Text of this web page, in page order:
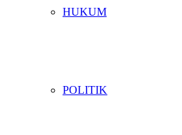
HUKUM
POLITIK